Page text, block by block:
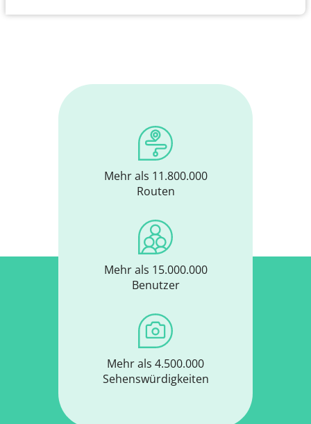
Mehr als 11.800.000
Routen
Mehr als 15.000.000
Benutzer
Mehr als 4.500.000
Sehenswürdigkeiten